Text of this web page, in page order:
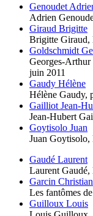
Genoudet
Adrien
Giraud Brigitte
Brigitte Giraud,
Goldschmidt
Georges-Arthur
juin 2011
Gaudy Hélène
Hélène Gaudy,
Gailliot Jean-
Jean-Hubert
Goytisolo Juan
Juan Goytisolo,
Gaudé Laurent
Laurent Gaudé,
Garcin Christian
Les fantômes
Guilloux Louis